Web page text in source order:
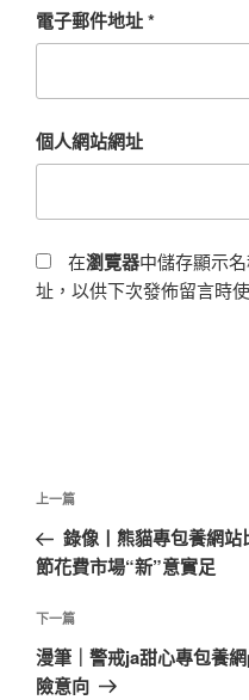
電子郵件地址*
個人網站網址
在瀏覽器中儲存顯示
址，以供下次發佈留言時
文
導
覽
上
一
篇
章
上一篇
錄像丨熊貓專包養網
節花費市場“新”意實足
下
一
篇
下一篇
漫筆｜警戒ja甜心專包養
險意向